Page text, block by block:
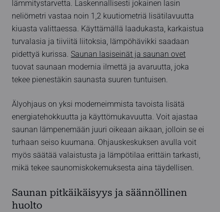
lämmitystarvetta. Laskennallisesti jokainen lasin
neliömetri vastaa noin 1,2 kuutiometriä lisätilavuutta
kiuasta valittaessa. Käyttämällä laadukasta, karkaistua
turvalasia ja tiiviitä liitoksia, lämpöhävikki saadaan
pidettyä kurissa. Saunan lasiseinät ja saunan ovet
tuovat saunaan modernia ilmettä ja avaruutta, joka
tekee pienestäkin saunasta suuren tuntuisen.
Älyohjaus on yksi moderneimmista tavoista lisätä
energiatehokkuutta ja käyttömukavuutta. Voit ajastaa
saunan lämpenemään juuri oikeaan aikaan, jolloin se ei
turhaan seiso kuumana. Ohjauskeskuksen avulla voit
myös säätää valaistusta ja lämpötilaa erittäin tarkasti,
mikä tekee saunomiskokemuksesta aina täydellisen.
Saunan pitkäikäisyys ja säännöllinen
huolto